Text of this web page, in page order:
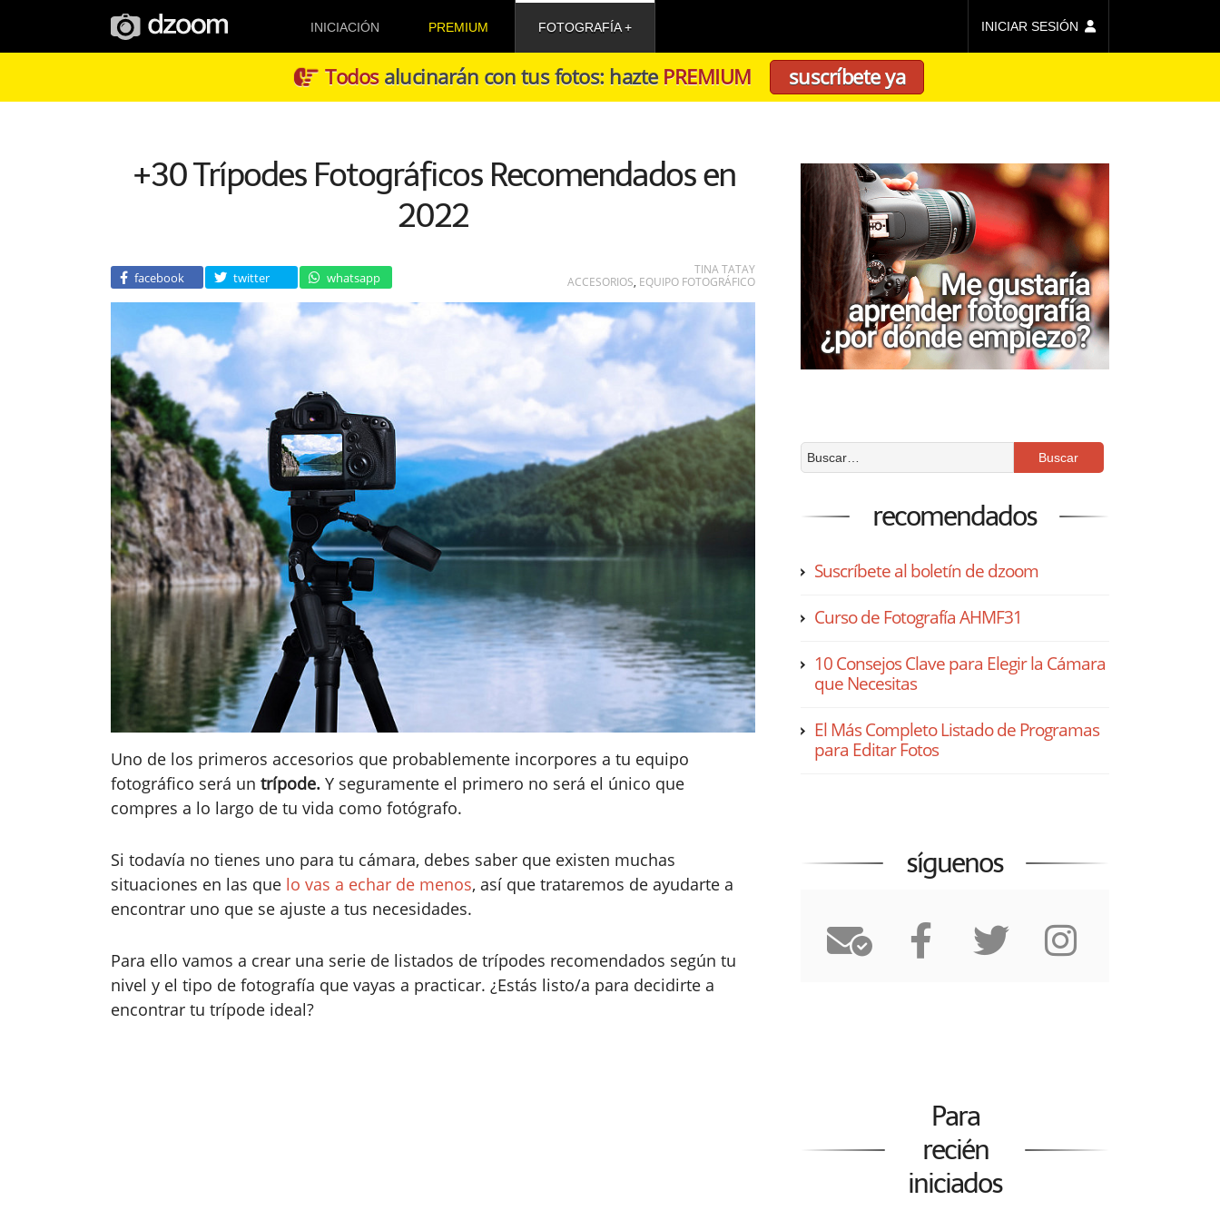
INICIACIÓN PREMIUM FOTOGRAFÍA INICIAR SESIÓN
Todosalucinarán con tus fotos: hazte PREMIUM suscríbete ya
+30 Trípodes Fotográficos Recomendados en
2022
facebook twitter whatsapp
TINA TATAY
ACCESORIOS, EQUIPO FOTOGRÁFICO
Uno de los primeros accesorios que probablemente incorpores a tu equipo
fotográfico será un trípode. Y seguramente el primero no será el único que
compres a lo largo de tu vida como fotógrafo.
Si todavía no tienes uno para tu cámara, debes saber que existen muchas
situaciones en las que lo vas a echar de menos, así que trataremos de ayudarte a
encontrar uno que se ajuste a tus necesidades.
Para ello vamos a crear una serie de listados de trípodes recomendados según tu
nivel y el tipo de fotografía que vayas a practicar. ¿Estás listo/a para decidirte a
encontrar tu trípode ideal?
recomendados
Suscríbete al boletín de dzoom
Curso de Fotografía AHMF31
10 Consejos Clave para Elegir la Cámara
que Necesitas
El Más Completo Listado de Programas
para Editar Fotos
síguenos
Para
recién
iniciados